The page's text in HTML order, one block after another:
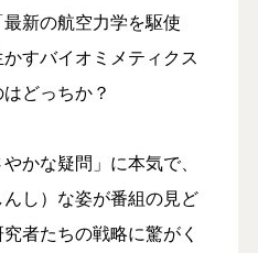
新の航空力学を駆使
すバイオミメティクス
はどっちか？
かな疑問」に本気で、
し）な姿が番組の見ど
者たちの戦略に驚がく